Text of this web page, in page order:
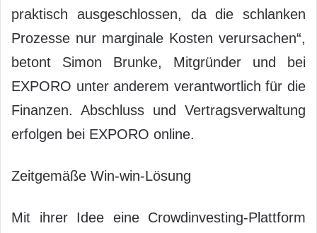
praktisch ausgeschlossen, da die schlanken
Prozesse nur marginale Kosten verursachen“,
betont Simon Brunke, Mitgründer und bei
EXPORO unter anderem verantwortlich für die
Finanzen. Abschluss und Vertragsverwaltung
erfolgen bei EXPORO online.
Zeitgemäße Win-win-Lösung
Mit ihrer Idee eine Crowdinvesting-Plattform